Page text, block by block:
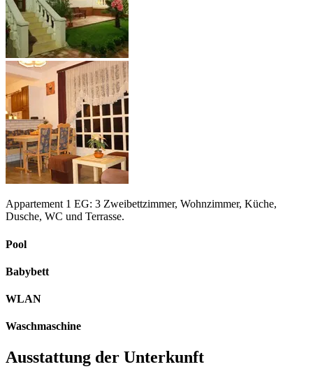
Appartement 1 EG: 3 Zweibettzimmer, Wohnzimmer, Küche,
Dusche, WC und Terrasse.
Pool
Babybett
WLAN
Waschmaschine
Ausstattung der Unterkunft